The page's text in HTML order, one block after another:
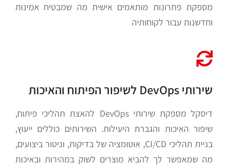
מספקת פתרונות מותאמים אישית מה שמבטיח אמינות
וחדשנות עבור לקוחותיה​
שירותי DevOps לשיפור הפיתוח והאיכות
דיסקל מספקת שירותי DevOps להאצת תהליכי פיתוח,
שיפור האיכות והגברת היעילות. השירותים כוללים ייעוץ,
בניית תהליכי CI/CD, אוטומציה של בדיקות, וניטור ביצועים,
מה שמאפשר לך להביא מוצרים לשוק במהירות ובאיכות